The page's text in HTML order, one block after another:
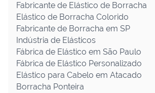
Fabricante de Elástico de Borracha
Elástico de Borracha Colorido
Fabricante de Borracha em SP
Indústria de Elásticos
Fábrica de Elástico em São Paulo
Fábrica de Elástico Personalizado
Elástico para Cabelo em Atacado
Borracha Ponteira